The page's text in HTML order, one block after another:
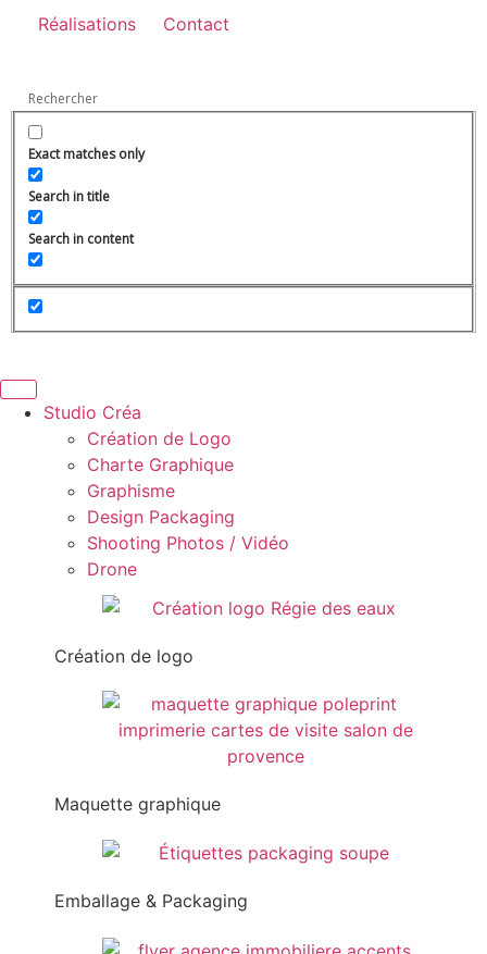
Réalisations Contact
Exact matches only
Search in title
Search in content
Studio Créa
Création de Logo
Charte Graphique
Graphisme
Design Packaging
Shooting Photos / Vidéo
Drone
Création de logo
Maquette graphique
Emballage & Packaging